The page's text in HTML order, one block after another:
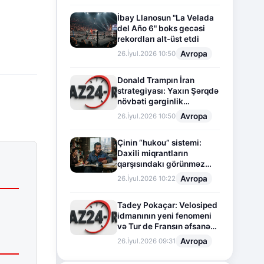
İbay Llanosun "La Velada
del Año 6" boks gecəsi
rekordları alt-üst etdi
26.İyul.2026 10:50 Avropa
Donald Trampın İran
strategiyası: Yaxın Şərqdə
növbəti gərginlik
mərhələsi
26.İyul.2026 10:50 Avropa
Çinin “hukou” sistemi:
Daxili miqrantların
qarşısındakı görünməz
sədd
26.İyul.2026 10:22 Avropa
Tadey Pokaçar: Velosiped
idmanının yeni fenomeni
və Tur de Fransın əfsanəvi
səhifəsi
26.İyul.2026 09:31 Avropa